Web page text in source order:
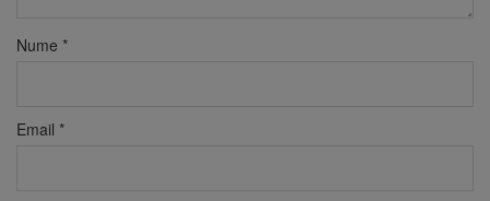
Nume *
Email *